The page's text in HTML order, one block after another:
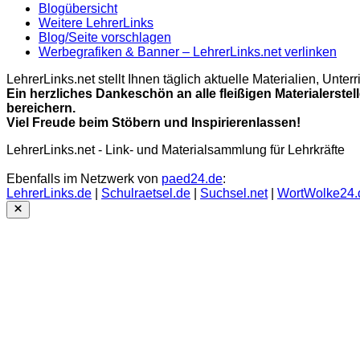
Blogübersicht
Weitere LehrerLinks
Blog/Seite vorschlagen
Werbegrafiken & Banner – LehrerLinks.net verlinken
LehrerLinks.net stellt Ihnen täglich aktuelle Materialien,
Ein herzliches Dankeschön an alle fleißigen
bereichern.
Viel Freude beim Stöbern und Inspirierenlassen!
LehrerLinks.net - Link- und Materialsammlung für Lehrkräfte
Ebenfalls im Netzwerk von paed24.de:
LehrerLinks.de
Schulraetsel.de Suchsel.net|
Close